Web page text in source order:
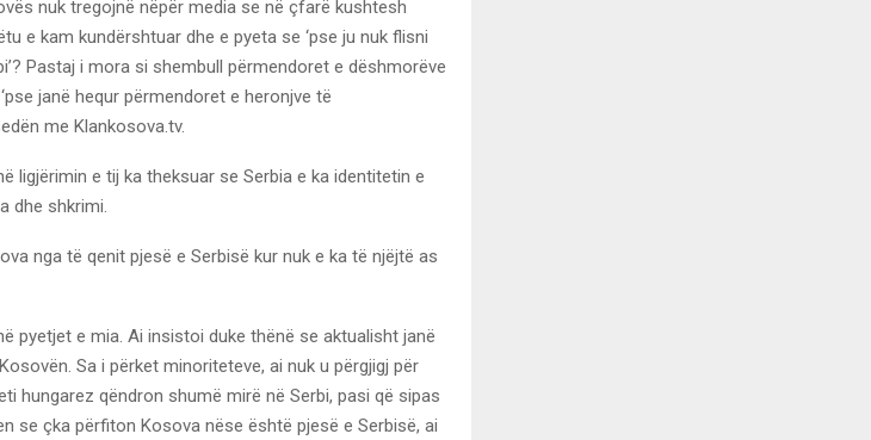
nuk tregojnë nëpër media se në çfarë kushtesh
e kam kundërshtuar dhe e pyeta se ‘pse ju nuk flisni
Pastaj i mora si shembull përmendoret e dëshmorëve
janë hequr përmendoret e heronjve të
me Klankosova.tv.
ligjërimin e tij ka theksuar se Serbia e ka identitetin e
dhe shkrimi.
nga të qenit pjesë e Serbisë kur nuk e ka të njëjtë as
pyetjet e mia. Ai insistoi duke thënë se aktualisht janë
Sa i përket minoriteteve, ai nuk u përgjigj për
hungarez qëndron shumë mirë në Serbi, pasi që sipas
se çka përfiton Kosova nëse është pjesë e Serbisë, ai